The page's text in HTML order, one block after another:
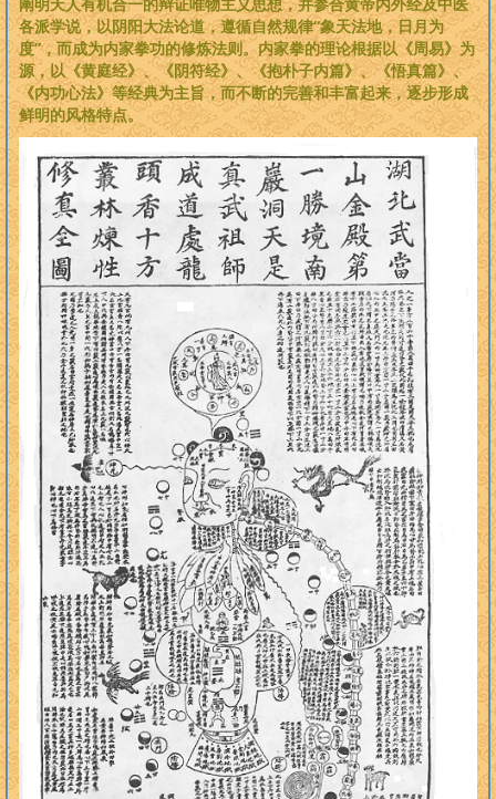
各派学说，以阴阳大法论道，遵循自然规律“象天法地，日月为
度”，而成为内家拳功的修炼法则。内家拳的理论根据以《周易》为
源，以《黄庭经》、《阴符经》、《抱朴子内篇》、《悟真篇》、
《内功心法》等经典为主旨，而不断的完善和丰富起来，逐步形成
鲜明的风格特点。